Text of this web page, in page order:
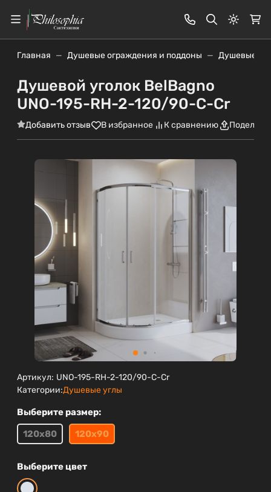
Главная Душевые ограждения и поддоны Душевые
Душевой уголок BelBagno
UNO-195-RH-2-120/90-C-Cr
Добавить отзыв В избранное К сравнению
Артикул: UNO-195-RH-2-120/90-C-Cr
Категории:Душевые углы
Выберите размер:
120х80
120х90
Выберите цвет